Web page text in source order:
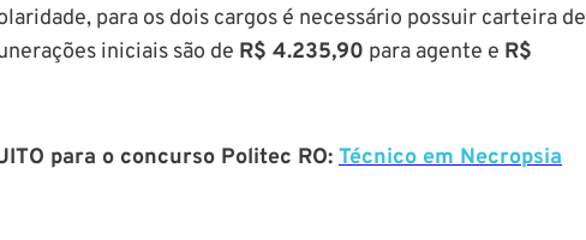
para os dois cargos é necessário possuir carteira de
iniciais são de R$ 4.235,90 para agente e R$
para o concurso Politec RO: Técnico em Necropsia